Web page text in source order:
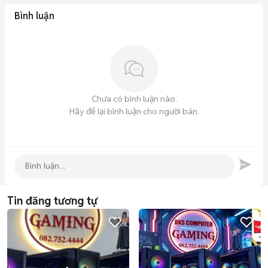
🏠 MÁY TÍNH BK5 GAMING HÀ NỘI COMPUTER
Bình luận
Chưa có bình luận nào.
Hãy để lại bình luận cho người bán.
Tin đăng tương tự